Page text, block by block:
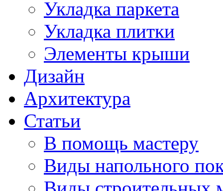
Укладка паркета
Укладка плитки
Элементы крыши
Дизайн
Архитектура
Статьи
В помощь мастеру
Виды напольного